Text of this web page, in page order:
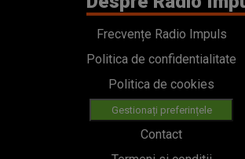
Frecvențe Radio Impuls
Politica de confidentialitate
Politica de cookies
Gestionați preferințele
Contact